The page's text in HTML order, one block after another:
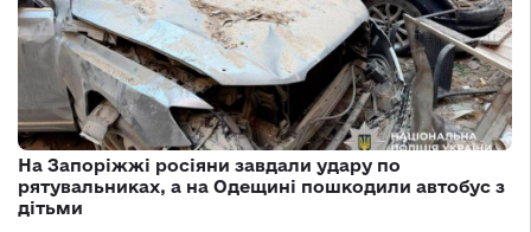
На Запоріжжі росіяни завдали удару по
рятувальниках, а на Одещині пошкодили автобус з
дітьми